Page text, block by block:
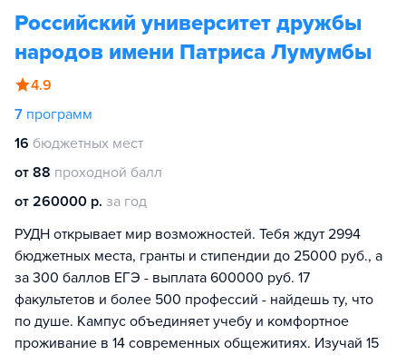
Российский университет дружбы
народов имени Патриса Лумумбы
4.9
7 программ
16 бюджетных мест
от 88 проходной балл
от 260000 р. за год
РУДН открывает мир возможностей. Тебя ждут 2994
бюджетных места, гранты и стипендии до 25000 руб., а
за 300 баллов ЕГЭ - выплата 600000 руб. 17
факультетов и более 500 профессий - найдешь ту, что
по душе. Кампус объединяет учебу и комфортное
проживание в 14 современных общежитиях. Изучай 15